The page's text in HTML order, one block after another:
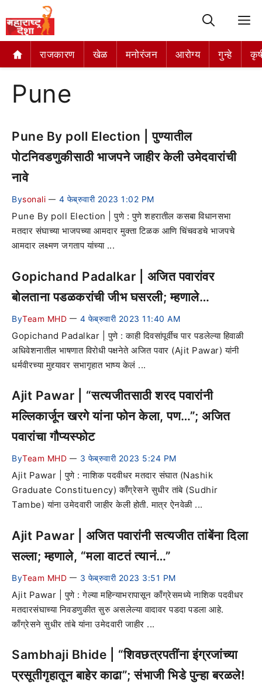
राजकारण खेळ मनोरंजन आरोग्य गुन्हे
Pune
Pune By poll Election | पुण्यातील
पोटनिवडणुकीसाठी भाजपने जाहीर केली उमेदवारांची
नावे
Bysonali — 4 फेब्रुवारी 2023 1:02 PM
Pune By poll Election | पुणे : पुणे शहरातील कसबा विधानसभा
मतदार संघाच्या भाजपच्या आमदार मुक्ता टिळक आणि चिंचवडचे भाजपचे
आमदार लक्ष्मण जगताप यांच्या ...
Gopichand Padalkar | अजित पवारांवर
बोलताना पडळकरांची जीभ घसरली; म्हणाले…
ByTeam MHD — 4 फेब्रुवारी 2023 11:40 AM
Gopichand Padalkar | पुणे : काही दिवसांपूर्वीच पार पडलेल्या हिवाळी
अधिवेशनातील भाषणात विरोधी पक्षनेते अजित पवार (Ajit Pawar) यांनी
धर्मवीरच्या मुद्द्यावर सभागृहात भाष्य केलं ...
Ajit Pawar | “सत्यजीतसाठी शरद पवारांनी
मल्लिकार्जून खरगे यांना फोन केला, पण…”; अजित
पवारांचा गौप्यस्फोट
ByTeam MHD — 3 फेब्रुवारी 2023 5:24 PM
Ajit Pawar | पुणे : नाशिक पदवीधर मतदार संघात (Nashik
Graduate Constituency) काँग्रेसने सुधीर तांबे (Sudhir
Tambe) यांना उमेदवारी जाहीर केली होती. मात्र ऐनवेळी ...
Ajit Pawar | अजित पवारांनी सत्यजीत तांबेंना दिला
सल्ला; म्हणाले, “मला वाटतं त्यानं…”
ByTeam MHD — 3 फेब्रुवारी 2023 3:51 PM
Ajit Pawar | पुणे : गेल्या महिन्याभरापासून काँग्रेसमध्ये नाशिक पदवीधर
मतदारसंघाच्या निवडणुकीत सुरु असलेल्या वादावर पडदा पडला आहे.
काँग्रेसने सुधीर तांबे यांना उमेदवारी जाहीर ...
Sambhaji Bhide | “शिवछत्रपतींना इंग्रजांच्या
प्रसूतीगृहातून बाहेर काढा”; संभाजी भिडे पुन्हा बरळले!